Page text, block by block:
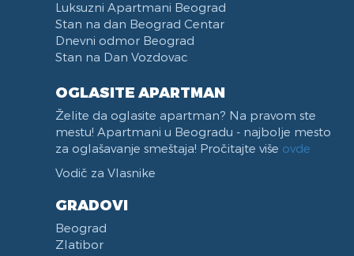
Luksuzni Apartmani Beograd
Stan na dan Beograd Centar
Dnevni odmor Beograd
Stan na Dan Vozdovac
OGLASITE APARTMAN
Želite da oglasite apartman? Na pravom ste
mestu! Apartmani u Beogradu - najbolje mesto
za oglašavanje smeštaja! Pročitajte više ovde
Vodič za Vlasnike
GRADOVI
Beograd
Zlatibor